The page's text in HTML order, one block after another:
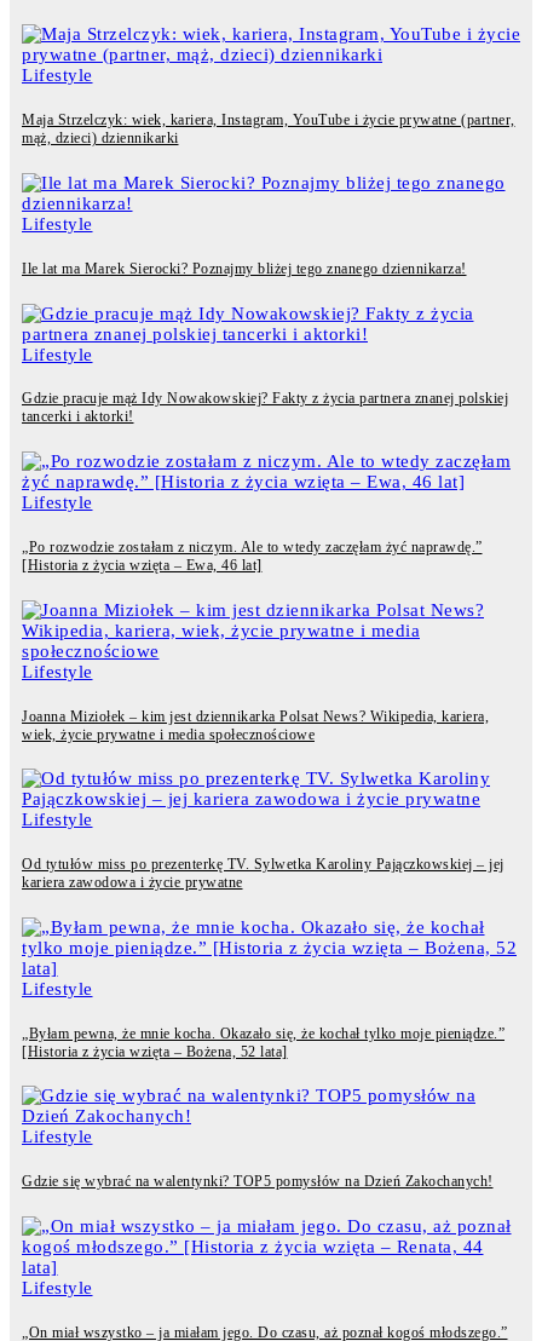
Lifestyle
Maja Strzelczyk: wiek, kariera, Instagram, YouTube i życie prywatne (partner,
mąż, dzieci) dziennikarki
Lifestyle
Ile lat ma Marek Sierocki? Poznajmy bliżej tego znanego dziennikarza!
Lifestyle
Gdzie pracuje mąż Idy Nowakowskiej? Fakty z życia partnera znanej polskiej
tancerki i aktorki!
Lifestyle
„Po rozwodzie zostałam z niczym. Ale to wtedy zaczęłam żyć naprawdę.”
[Historia z życia wzięta – Ewa, 46 lat]
Lifestyle
Joanna Miziołek – kim jest dziennikarka Polsat News? Wikipedia, kariera,
wiek, życie prywatne i media społecznościowe
Lifestyle
Od tytułów miss po prezenterkę TV. Sylwetka Karoliny Pajączkowskiej – jej
kariera zawodowa i życie prywatne
Lifestyle
„Byłam pewna, że mnie kocha. Okazało się, że kochał tylko moje pieniądze.”
[Historia z życia wzięta – Bożena, 52 lata]
Lifestyle
Gdzie się wybrać na walentynki? TOP5 pomysłów na Dzień Zakochanych!
Lifestyle
„On miał wszystko – ja miałam jego. Do czasu, aż poznał kogoś młodszego.”